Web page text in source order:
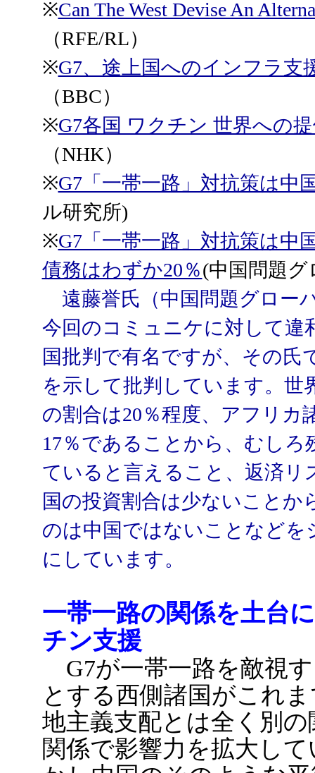
※Can The West Devise An
（RFE/RL）
※G7、途上国へのインフラ
（BBC）
※G7各国 ワクチン 世界への
（NHK）
※G7「一帯一路」対抗策は中
ル研究所)
※G7「一帯一路」対抗策は中
債務はわずか20％(中国問題
遠藤誉氏（中国問題グロー
今回のコミュニケに対して違
国批判で有名ですが、その氏
を示して批判しています。世
の割合は20％程度、アフリカ
17％であることから、むしろ
ていると言えること、返済リ
国の投資割合は少ないことか
のは中国ではないことなど
にしています。
一帯一路の関係を土台
チン支援
G7が一帯一路を敵視
とする西側諸国がこれ
地主義支配とは全く別
関係で影響力を拡大し